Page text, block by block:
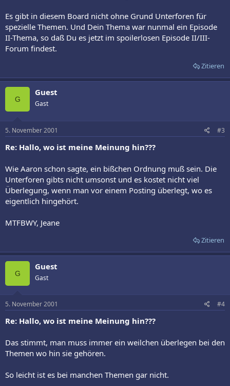
Es gibt in diesem Board nicht ohne Grund Unterforen für
spezielle Themen. Und Dein Thema war nunmal ein Episode
II-Thema, so daß Du es jetzt im spoilerlosen Episode II/III-
Forum findest.
Zitieren
G
Guest
Gast
5. November 2001 #3
Re: Hallo, wo ist meine Meinung hin???
Wie Aaron schon sagte, ein bißchen Ordnung muß sein. Die
Unterforen gibts nicht umsonst und es kostet nicht viel
Überlegung, wenn man vor einem Posting überlegt, wo es
eigentlich hingehört.
MTFBWY, Jeane
Zitieren
G
Guest
Gast
5. November 2001 #4
Re: Hallo, wo ist meine Meinung hin???
Das stimmt, man muss immer ein weilchen überlegen bei den
Themen wo hin sie gehören.
So leicht ist es bei manchen Themen gar nicht.